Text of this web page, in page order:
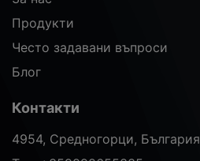
Продукти
Често задавани въпроси
Блог
Контакти
4954, Средногорци, България